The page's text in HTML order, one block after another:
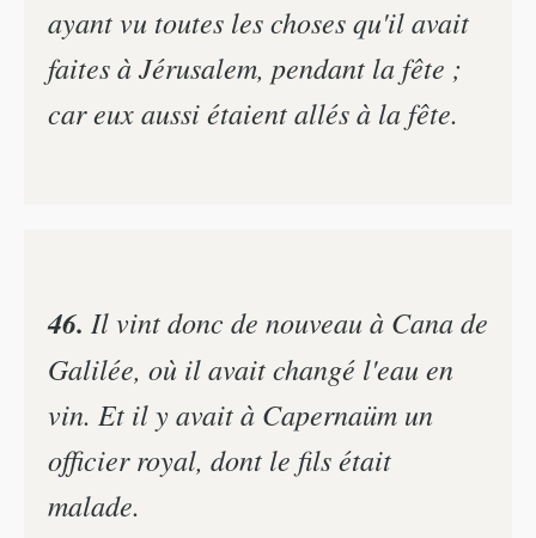
ayant vu toutes les choses qu'il avait
faites à Jérusalem, pendant la fête ;
car eux aussi étaient allés à la fête.
46. Il vint donc de nouveau à Cana de
Galilée, où il avait changé l'eau en
vin. Et il y avait à Capernaüm un
officier royal, dont le fils était
malade.